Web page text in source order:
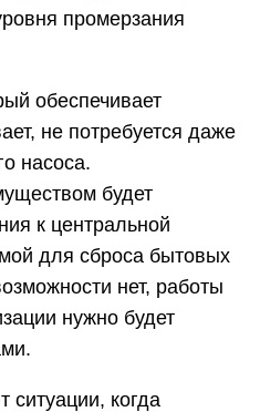
промерзания
обеспечивает
не потребуется даже
насоса.
будет
к центральной
для сброса бытовых
нет, работы
нужно будет
когда